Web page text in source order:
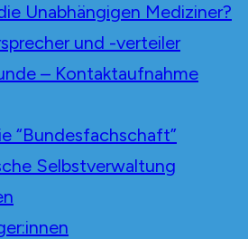
Unabhängigen Mediziner?
und -verteiler
– Kontaktaufnahme
“Bundesfachschaft”
Selbstverwaltung